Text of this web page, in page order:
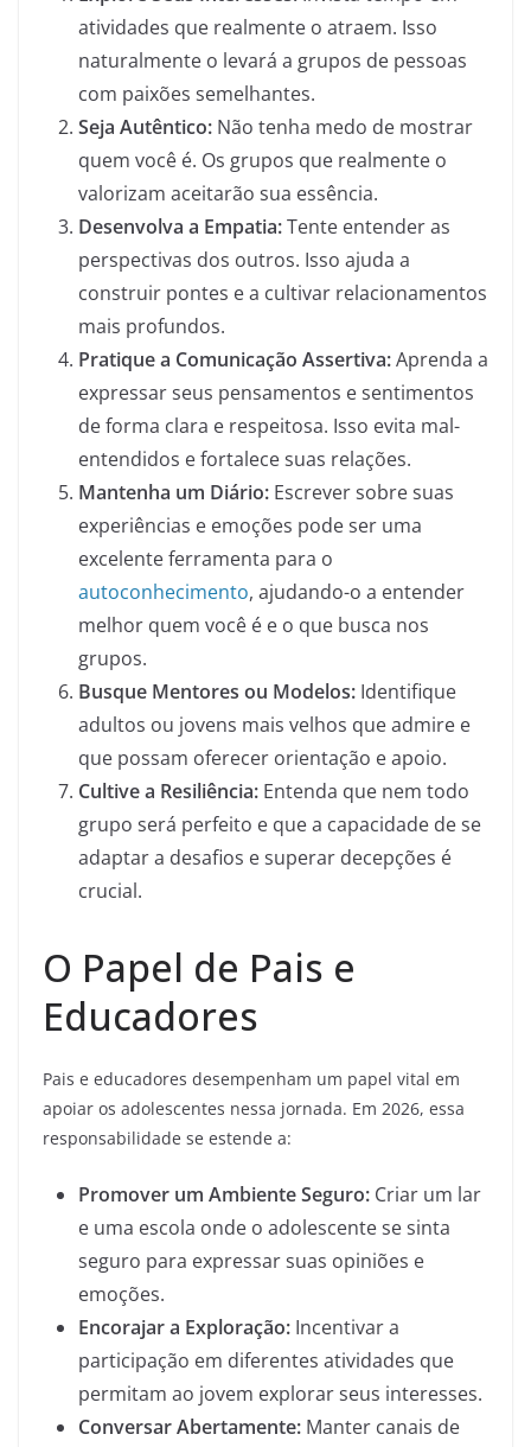
atividades que realmente o atraem. Isso
naturalmente o levará a grupos de pessoas
com paixões semelhantes.
Seja Autêntico: Não tenha medo de mostrar
quem você é. Os grupos que realmente o
valorizam aceitarão sua essência.
Desenvolva a Empatia:Tente entender as
perspectivas dos outros. Isso ajuda a
construir pontes e a cultivar relacionamentos
mais profundos.
Pratique a Comunicação Assertiva:Aprenda a
expressar seus pensamentos e sentimentos
de forma clara e respeitosa. Isso evita mal-
entendidos e fortalece suas relações.
Mantenha um Diário: Escrever sobre suas
experiências e emoções pode ser uma
excelente ferramenta para o
autoconhecimento, ajudando-o a entender
melhor quem você é e o que busca nos
grupos.
Busque Mentores ou Modelos: Identifique
adultos ou jovens mais velhos que admire e
que possam oferecer orientação e apoio.
Cultive a Resiliência: Entenda que nem todo
grupo será perfeito e que a capacidade de se
adaptar a desafios e superar decepções é
crucial.
O Papel de Pais e
Educadores
Pais e educadores desempenham um papel vital em
apoiar os adolescentes nessa jornada. Em 2026, essa
responsabilidade se estende a:
Promover um Ambiente Seguro: Criar um lar
e uma escola onde o adolescente se sinta
seguro para expressar suas opiniões e
emoções.
Encorajar a Exploração: Incentivar a
participação em diferentes atividades que
permitam ao jovem explorar seus interesses.
Conversar Abertamente: Manter canais de